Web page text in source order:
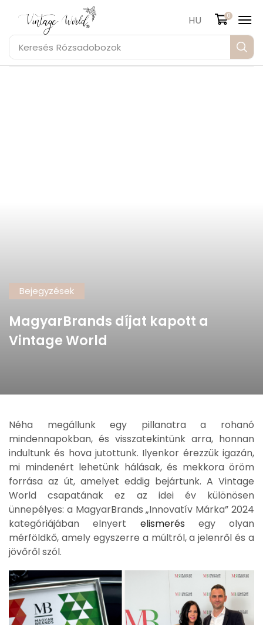
Keresés Rózsadobozok
HU 0
Bejegyzések
MagyarBrands díjat kapott a
Vintage World
Néha megállunk egy pillanatra a rohanó
mindennapokban, és visszatekintünk arra, honnan
indultunk és hova jutottunk. Ilyenkor érezzük igazán,
mi mindenért lehetünk hálásak, és mekkora öröm
forrása az út, amelyet eddig bejártunk. A Vintage
World csapatának ez az idei év különösen
ünnepélyes: a MagyarBrands „Innovatív Márka” 2024
kategóriájában elnyert elismerés egy olyan
mérföldkő, amely egyszerre a múltról, a jelenről és a
jövőről szól.